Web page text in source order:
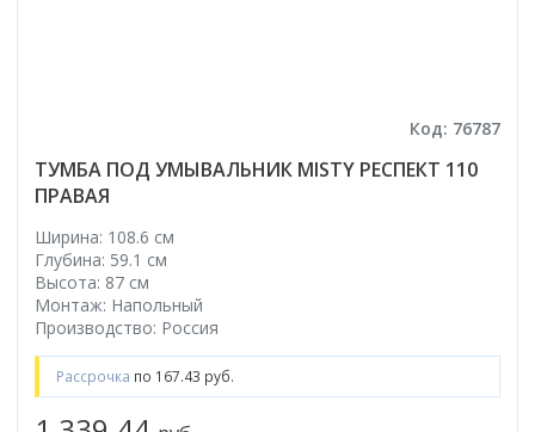
Код: 76787
ТУМБА ПОД УМЫВАЛЬНИК MISTY РЕСПЕКТ 110
ПРАВАЯ
Ширина: 108.6 см
Глубина: 59.1 см
Высота: 87 см
Монтаж: Напольный
Производство: Россия
Рассрочка по 167.43 руб.